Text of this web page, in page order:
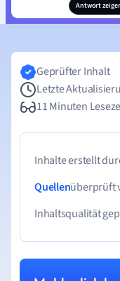
Antwort
Geprüfter Inhalt
Letzte
11 Minuten
Inhalte erstellt
Quellenüberprüft
Inhaltsqualität